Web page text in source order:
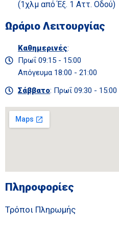
(1χλμ από Έξ. 1 Αττ. Οδού)
Ωράριο Λειτουργίας
Καθημερινές:
Πρωΐ 09:15 - 15:00
Απόγευμα 18:00 - 21:00
Σάββατο: Πρωΐ 09:30 - 15:00
Πληροφορίες
Τρόποι Πληρωμής